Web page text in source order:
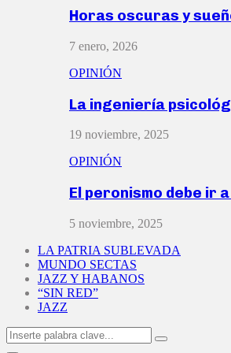
Horas oscuras y
7 enero, 2026
OPINIÓN
La ingeniería
19 noviembre, 2025
OPINIÓN
El peronismo debe ir
5 noviembre, 2025
LA PATRIA SUBLEVADA
MUNDO SECTAS
JAZZ Y HABANOS
“SIN RED”
JAZZ
Search
for:
Search